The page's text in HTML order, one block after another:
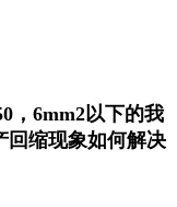
，6mm2以下的我
回缩现象如何解决